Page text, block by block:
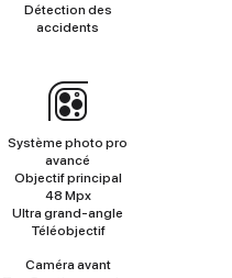
Détection des
accidents
Système photo pro
avancé
Objectif principal
48 Mpx
Ultra grand‑angle
Téléobjectif
Caméra avant